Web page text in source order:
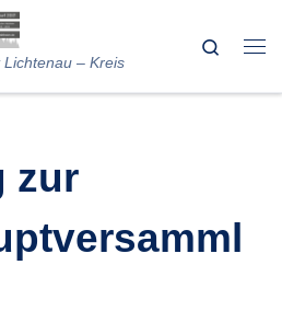
– Kreis
Search
zur